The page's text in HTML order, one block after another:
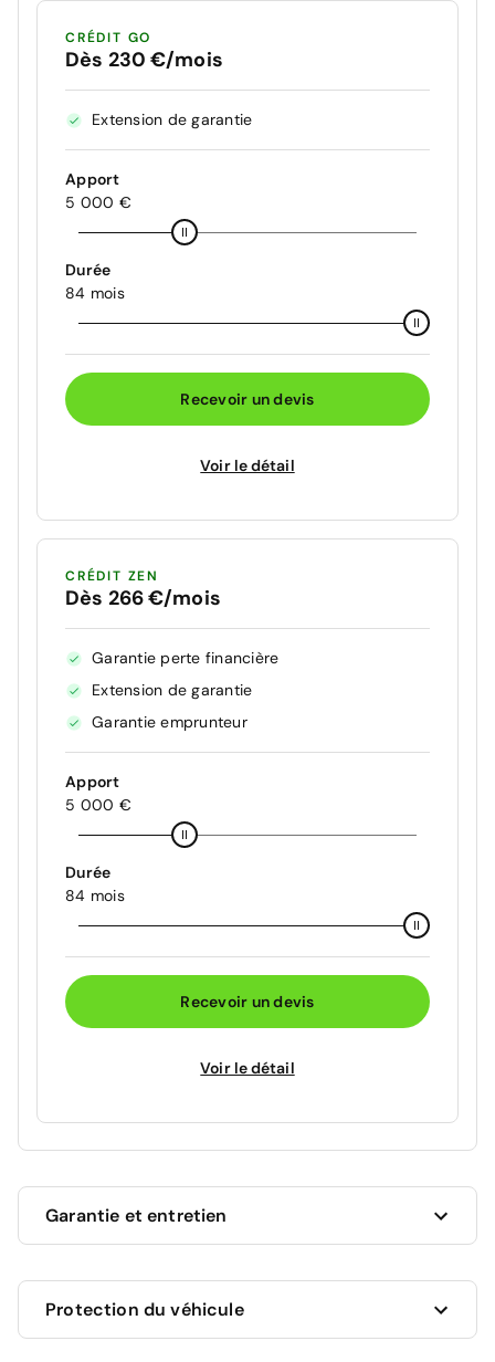
CRÉDIT GO
Dès 230 €/mois
Extension de garantie
Apport
5 000 €
Durée
84 mois
Recevoir un devis
Voir le détail
CRÉDIT ZEN
Dès 266 €/mois
Garantie perte financière
Extension de garantie
Garantie emprunteur
Apport
5 000 €
Durée
84 mois
Recevoir un devis
Voir le détail
Garantie et entretien
jusqu'au 10/02/2032 soit pour une durée de 66 mois.
Les travaux couverts par la garantie seront
Protection du véhicule